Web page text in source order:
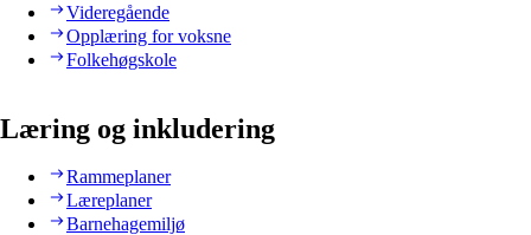
Videregående
Opplæring for voksne
Folkehøgskole
Læring og inkludering
Rammeplaner
Læreplaner
Barnehagemiljø